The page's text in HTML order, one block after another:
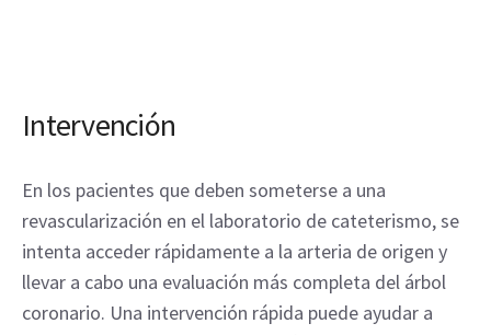
Intervención
En los pacientes que deben someterse a una
revascularización en el laboratorio de cateterismo, se
intenta acceder rápidamente a la arteria de origen y
llevar a cabo una evaluación más completa del árbol
coronario. Una intervención rápida puede ayudar a